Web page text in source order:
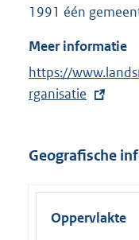
1991 één
Meer informatie
E
x
r
https://
rganisatie
Geografische
Oppervlakte